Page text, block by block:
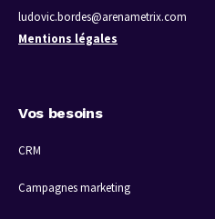
ludovic.bordes@arenametrix.com
Mentions légales
Vos besoins
CRM
Campagnes marketing